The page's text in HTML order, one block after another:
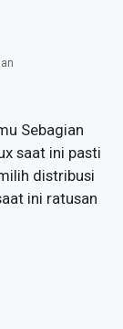
Sebagian
saat ini pasti
distribusi
ini ratusan